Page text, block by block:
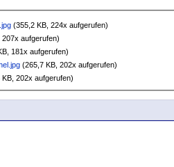
(355,2 KB, 224x aufgerufen)
207x aufgerufen)
181x aufgerufen)
(265,7 KB, 202x aufgerufen)
KB, 202x aufgerufen)